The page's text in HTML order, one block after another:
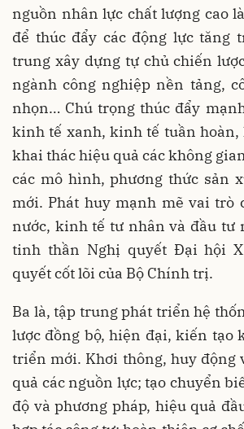
nguồn nhân lực chất lượng cao
để thúc đẩy các động lực tăng
trung xây dựng tự chủ chiến
ngành công nghiệp nền tảng,
nhọn… Chú trọng thúc đẩy
kinh tế xanh, kinh tế tuần
khai thác hiệu quả các không
các mô hình, phương thức sản
mới. Phát huy mạnh mẽ vai trò
nước, kinh tế tư nhân và đầu tư
tinh thần Nghị quyết Đại hội
quyết cốt lõi của Bộ Chính trị.
Ba là, tập trung phát triển hệ
lược đồng bộ, hiện đại, kiến tạo
triển mới. Khơi thông, huy động
quả các nguồn lực; tạo chuyển
độ và phương pháp, hiệu quả